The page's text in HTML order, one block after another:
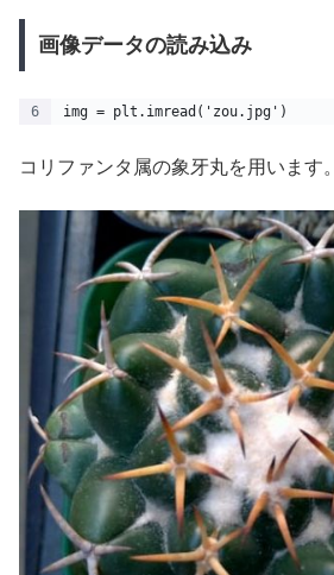
画像データの読み込み
img = plt.imread('zou.jpg')
コリファンタ属の象牙丸を用います。